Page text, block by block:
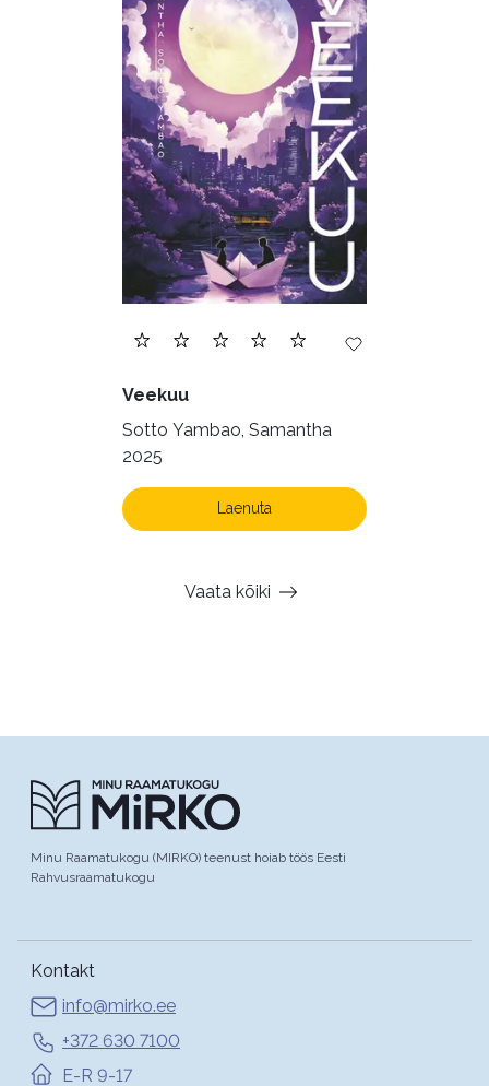
Veekuu
Sotto Yambao, Samantha
2025
Laenuta
Vaata kõiki
Minu Raamatukogu (MIRKO) teenust hoiab töös Eesti
Rahvusraamatukogu
Kontakt
info@mirko.ee
+372 630 7100
E-R 9-17